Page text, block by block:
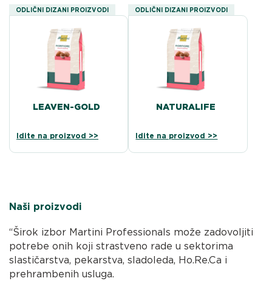
ODLIČNI DIZANI PROIZVODI
LEAVEN-GOLD
Idite na proizvod >>
ODLIČNI DIZANI PROIZVODI
NATURALIFE
Idite na proizvod >>
Naši proizvodi
“Širok izbor Martini Professionals može zadovoljiti
potrebe onih koji strastveno rade u sektorima
slastičarstva, pekarstva, sladoleda, Ho.Re.Ca i
prehrambenih usluga.